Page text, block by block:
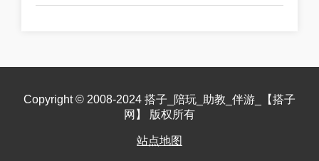
Copyright © 2008-2024 搭子_陪玩_助教_伴游_【搭子
网】 版权所有
站点地图